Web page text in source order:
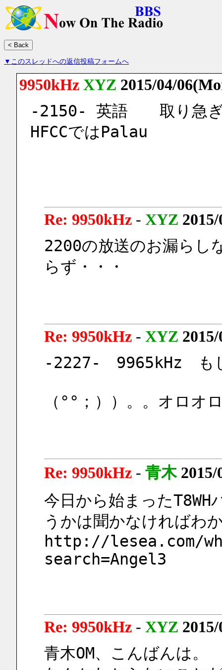
▼このスレッドへの返信投稿フォームへ
9950kHz XYZ 2015/04/
-2150- 英語　　取り急
HFCCではPalau
Re: 9950kHz- XYZ
2200の放送のお漏らし
らず・・・
Re: 9950kHz- XYZ
-2227-　9965kHz　も
（°°；））。。オロオ
Re: 9950kHz- 青木
今日から始まった
うかは聞かなければわ
http://lesea.com/
search=Angel3
Re: 9950kHz- XYZ
青木OM、こんばんは。